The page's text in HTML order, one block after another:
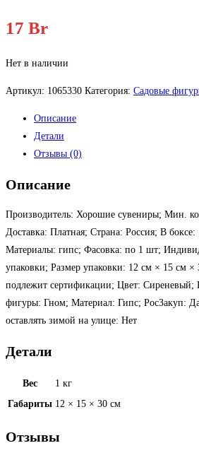
17 Br
Нет в наличии
Артикул: 1065330 Категория: Садовые
Описание
Детали
Отзывы (0)
Описание
Производитель: Хорошие сувениры; Мин.
Доставка: Платная; Страна: Россия; В
Материалы: гипс; Фасовка: по 1 шт;
упаковки; Размер упаковки: 12 см × 15 см
подлежит сертификации; Цвет:
фигуры: Гном; Материал: Гипс; РосЗакуп:
оставлять зимой на улице: Нет
Детали
Вес
1 кг
Габариты 12 × 15 × 30 см
Отзывы